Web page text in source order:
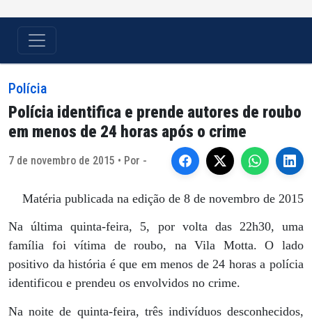
Polícia
Polícia identifica e prende autores de roubo
em menos de 24 horas após o crime
7 de novembro de 2015 • Por -
Matéria publicada na edição de 8 de novembro de 2015
Na última quinta-feira, 5, por volta das 22h30, uma
família foi vítima de roubo, na Vila Motta. O lado
positivo da história é que em menos de 24 horas a polícia
identificou e prendeu os envolvidos no crime.
Na noite de quinta-feira, três indivíduos desconhecidos,